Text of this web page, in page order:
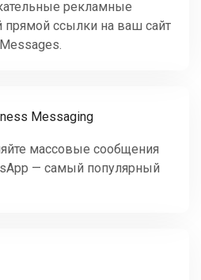
рекламные
прямой ссылки на ваш сайт
Messaging
массовые сообщения
— самый популярный